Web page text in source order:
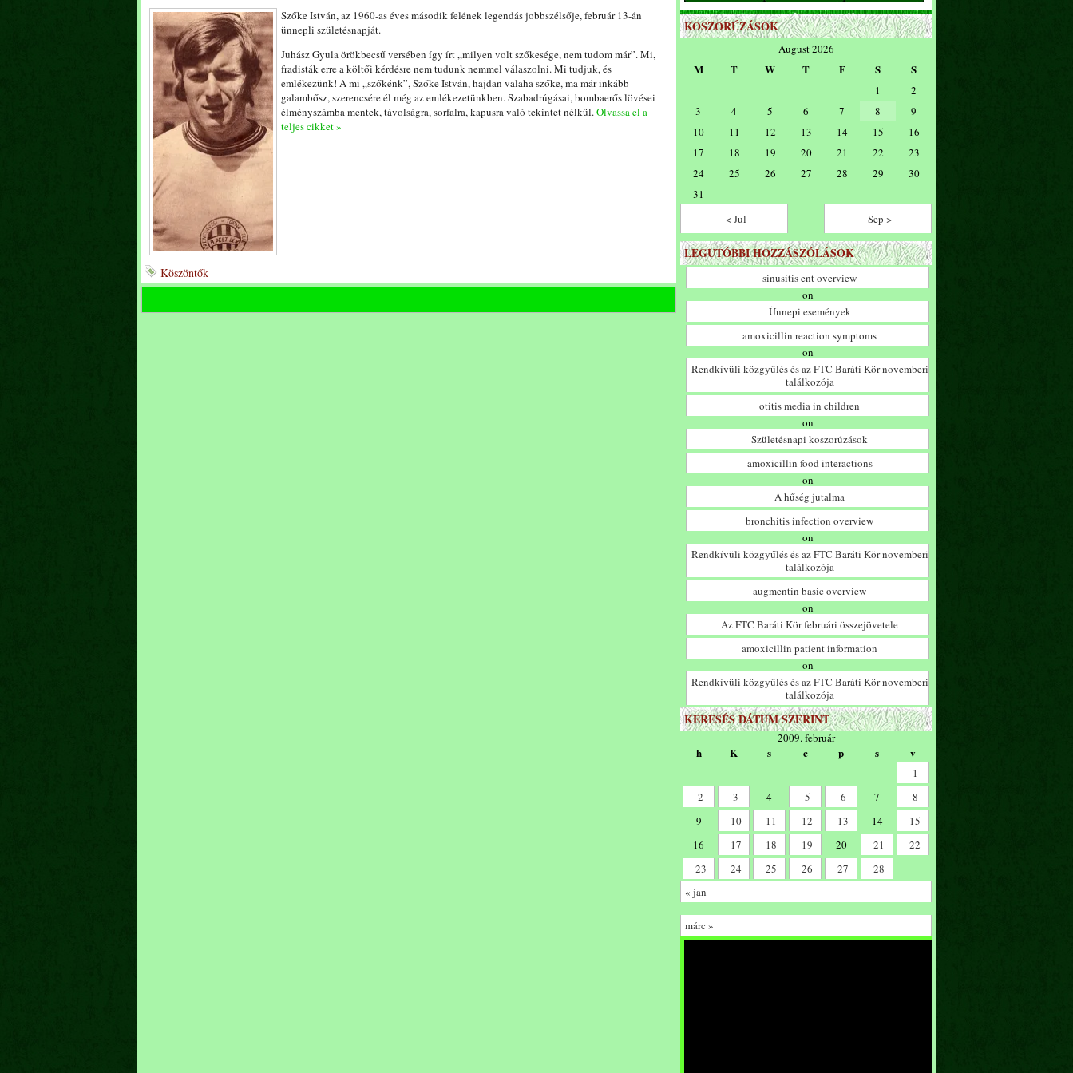
Szőke István, az 1960-as éves második felének legendás jobbszélsője, február 13-án
ünnepli születésnapját.
Juhász Gyula örökbecsű versében így írt „milyen volt szőkesége, nem tudom már”. Mi,
fradisták erre a költői kérdésre nem tudunk nemmel válaszolni. Mi tudjuk, és
emlékezünk! A mi „szőkénk”, Szőke István, hajdan valaha szőke, ma már inkább
galambősz, szerencsére él még az emlékezetünkben. Szabadrúgásai, bombaerős lövései
élményszámba mentek, távolságra, sorfalra, kapusra való tekintet nélkül.Olvassa el a
teljes cikket »
Köszöntők
KOSZORÚZÁSOK
August 2026
M T W T F S S
1
2
3
4 5 6 7 8
9
10
11 12 13 14 15
16
17
18 19 20 21 22
23
24
25 26 27 28 29
30
31
< Jul
Sep >
LEGUTÓBBI HOZZÁSZÓLÁSOK
sinusitis ent overview
on
Ünnepi események
amoxicillin reaction symptoms
on
Rendkívüli közgyűlés és az FTC Baráti Kör novemberi
találkozója
otitis media in children
on
Születésnapi koszorúzások
amoxicillin food interactions
on
A hűség jutalma
bronchitis infection overview
on
Rendkívüli közgyűlés és az FTC Baráti Kör novemberi
találkozója
augmentin basic overview
on
Az FTC Baráti Kör februári összejövetele
amoxicillin patient information
on
Rendkívüli közgyűlés és az FTC Baráti Kör novemberi
találkozója
KERESÉS DÁTUM SZERINT
2009. február
h K s c p s v
1
2
3 4 5 6 7
8
9
10 11 12 13 14
15
16
17 18 19 20 21
22
23
24 25 26 27
28
« jan
márc »